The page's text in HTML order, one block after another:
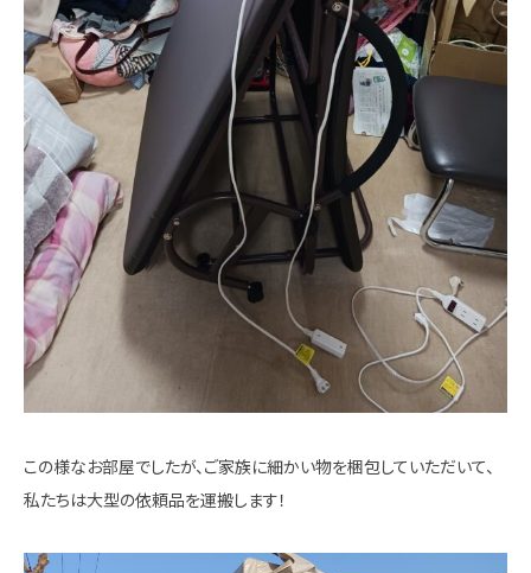
この様なお部屋でしたが、ご家族に細かい物を梱包していただいて、
私たちは大型の依頼品を運搬します！